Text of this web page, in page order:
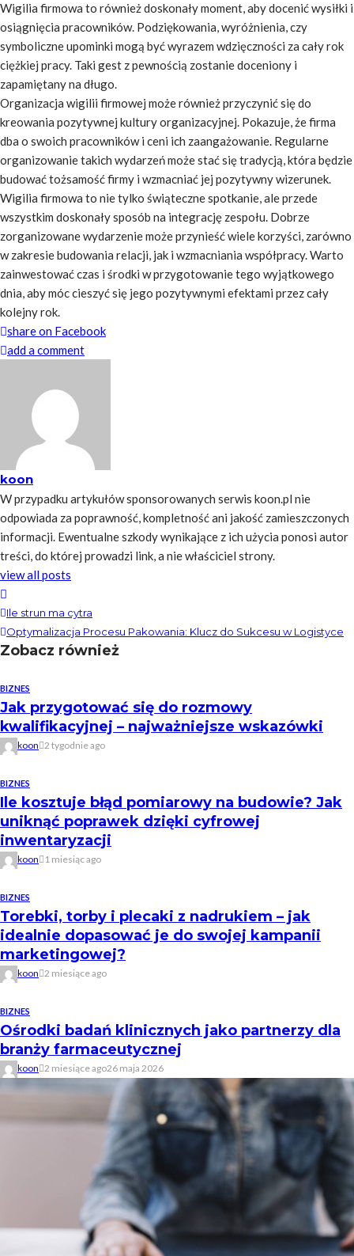
Wigilia firmowa to również doskonały moment, aby docenić wysiłki i
osiągnięcia pracowników. Podziękowania, wyróżnienia, czy
symboliczne upominki mogą być wyrazem wdzięczności za cały rok
ciężkiej pracy. Taki gest z pewnością zostanie doceniony i
zapamiętany na długo.
Organizacja wigilii firmowej może również przyczynić się do
kreowania pozytywnej kultury organizacyjnej. Pokazuje, że firma
dba o swoich pracowników i ceni ich zaangażowanie. Regularne
organizowanie takich wydarzeń może stać się tradycją, która będzie
budować tożsamość firmy i wzmacniać jej pozytywny wizerunek.
Wigilia firmowa to nie tylko świąteczne spotkanie, ale przede
wszystkim doskonały sposób na integrację zespołu. Dobrze
zorganizowane wydarzenie może przynieść wiele korzyści, zarówno
w zakresie budowania relacji, jak i wzmacniania współpracy. Warto
zainwestować czas i środki w przygotowanie tego wyjątkowego
dnia, aby móc cieszyć się jego pozytywnymi efektami przez cały
kolejny rok.
share on Facebook
add a comment
koon
W przypadku artykułów sponsorowanych serwis koon.pl nie
odpowiada za poprawność, kompletność ani jakość zamieszczonych
informacji. Ewentualne szkody wynikające z ich użycia ponosi autor
treści, do której prowadzi link, a nie właściciel strony.
view all posts
Ile strun ma cytra
Optymalizacja Procesu Pakowania: Klucz do Sukcesu w Logistyce
Zobacz również
BIZNES
Jak przygotować się do rozmowy
kwalifikacyjnej – najważniejsze wskazówki
koon 2 tygodnie ago
BIZNES
Ile kosztuje błąd pomiarowy na budowie? Jak
uniknąć poprawek dzięki cyfrowej
inwentaryzacji
koon 1 miesiąc ago
BIZNES
Torebki, torby i plecaki z nadrukiem – jak
idealnie dopasować je do swojej kampanii
marketingowej?
koon 2 miesiące ago
BIZNES
Ośrodki badań klinicznych jako partnerzy dla
branży farmaceutycznej
koon 2 miesiące ago26 maja 2026